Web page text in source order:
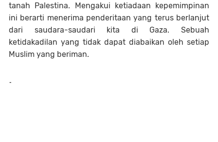
tanah Palestina. Mengakui ketiadaan kepemimpinan
ini berarti menerima penderitaan yang terus berlanjut
dari saudara-saudari kita di Gaza. Sebuah
ketidakadilan yang tidak dapat diabaikan oleh setiap
Muslim yang beriman.
-